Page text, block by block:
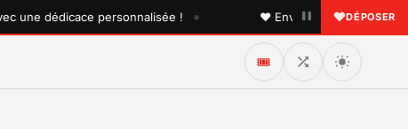
dédicace personnalisée ! • ♥ Envoyez une dédicace à
DÉPOSER
🎟️